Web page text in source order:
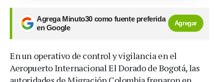
Agrega Minuto30 como fuente preferida
en Google
Agregar
En un operativo de control y vigilancia en el
Aeropuerto Internacional El Dorado de Bogotá, las